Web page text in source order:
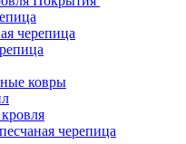
черепица
ковры
черепица